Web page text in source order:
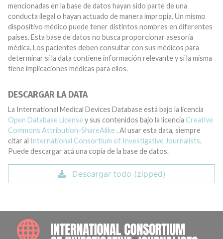
mencionadas en la base de datos hayan sido parte de una
conducta ilegal o hayan actuado de manera impropia. Un mismo
dispositivo médico puede tener distintos nombres en diferentes
países. Esta base de datos no busca proporcionar asesoría
médica. Los pacientes deben consultar con sus médicos para
determinar si la data contiene información relevante y si la misma
tiene implicaciones médicas para ellos.
DESCARGAR LA DATA
La International Medical Devices Database está bajo la licencia
Open Database License y sus contenidos bajo la licencia Creative
Commons Attribution-ShareAlike . Al usar esta data, siempre
citar al International Consortium of Investigative Journalists.
Puede descargar acá una copia de la base de datos.
Descargar todo (zipped)